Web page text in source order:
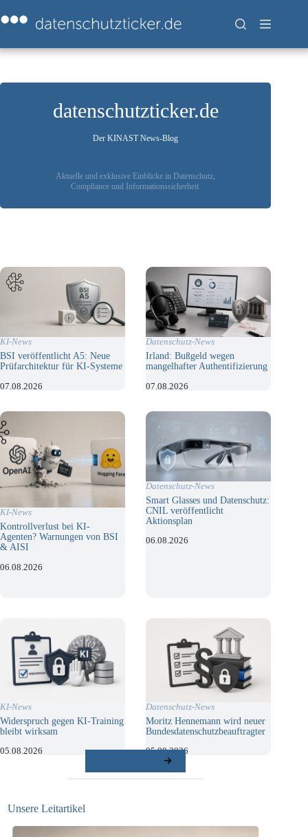
Inhalt
springen
datenschutzticker.de
Der KINAST News-Blog
Aktuelle und exklusive Einblicke in Datenschutz,
Compliance und Informationssicherheit.
KI-News
BSI veröffentlicht A5: Neue
Prüfarchitektur für KI-Systeme
07.08.2026
Datenschutz-News
Irland: Bußgeld wegen
mangelhafter Authentifizierung
07.08.2026
KI-News
Kontrollverlust bei KI-
Agenten? Warnungen von BSI
& AISI
06.08.2026
Datenschutz-News
Smart Glasses und Datenschutz:
CNIL veröffentlicht
Aktionsplan
06.08.2026
KI-News
Widerspruch gegen KI-Training
bleibt wirksam
05.08.2026
Datenschutz-News
Moritz Hennemann wird neuer
Bundesdatenschutzbeauftragter
05.08.2026
Unsere Leitartikel